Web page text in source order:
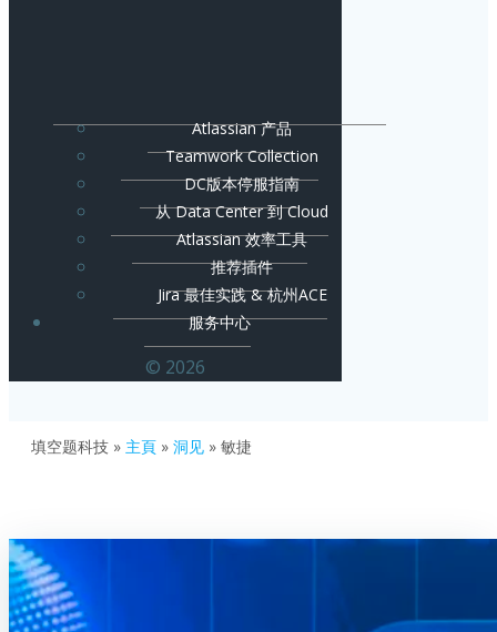
Atlassian 产品
Teamwork Collection
DC版本停服指南
从 Data Center 到 Cloud
Atlassian 效率工具
推荐插件
Jira 最佳实践 & 杭州ACE
服务中心
© 2026
填空题科技 » 主頁 » 洞见 » 敏捷